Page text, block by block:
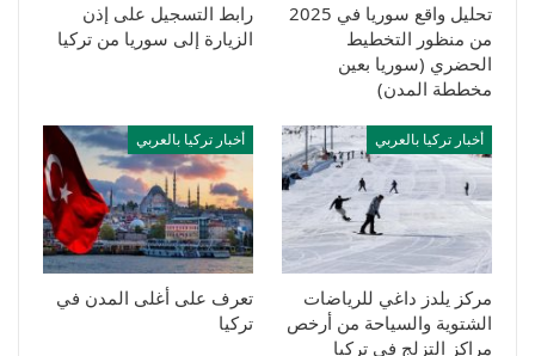
تحليل واقع سوريا في 2025
من منظور التخطيط
الحضري (سوريا بعين
مخططة المدن)
رابط التسجيل على إذن
الزيارة إلى سوريا من تركيا
أخبار تركيا بالعربي
مركز يلدز داغي للرياضات
الشتوية والسياحة من أرخص
مراكز التزلج في تركيا
أخبار تركيا بالعربي
تعرف على أغلى المدن في
تركيا